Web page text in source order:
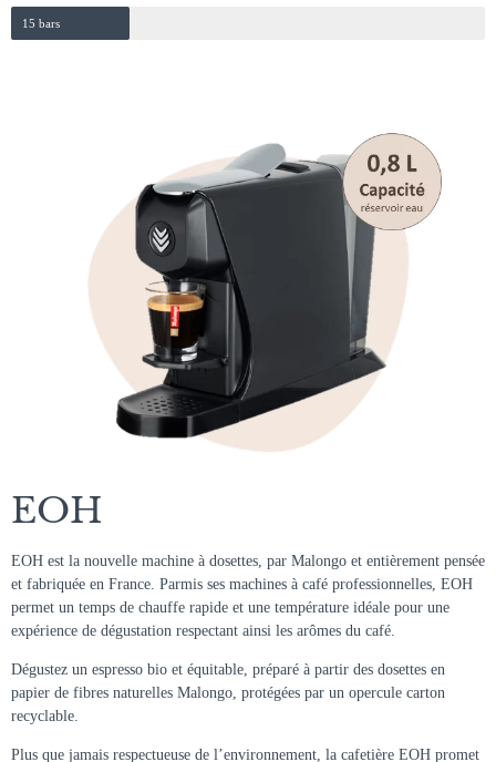
15 bars
EOH
EOH est la nouvelle machine à dosettes, par Malongo et entièrement pensée
et fabriquée en France. Parmis ses machines à café professionnelles, EOH
permet un temps de chauffe rapide et une température idéale pour une
expérience de dégustation respectant ainsi les arômes du café.
Dégustez un espresso bio et équitable, préparé à partir des dosettes en
papier de fibres naturelles Malongo, protégées par un opercule carton
recyclable.
Plus que jamais respectueuse de l’environnement, la cafetière EOH promet